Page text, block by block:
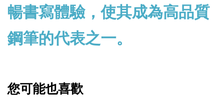
暢書寫體驗，使其成為高品質
鋼筆的代表之一。
您可能也喜歡